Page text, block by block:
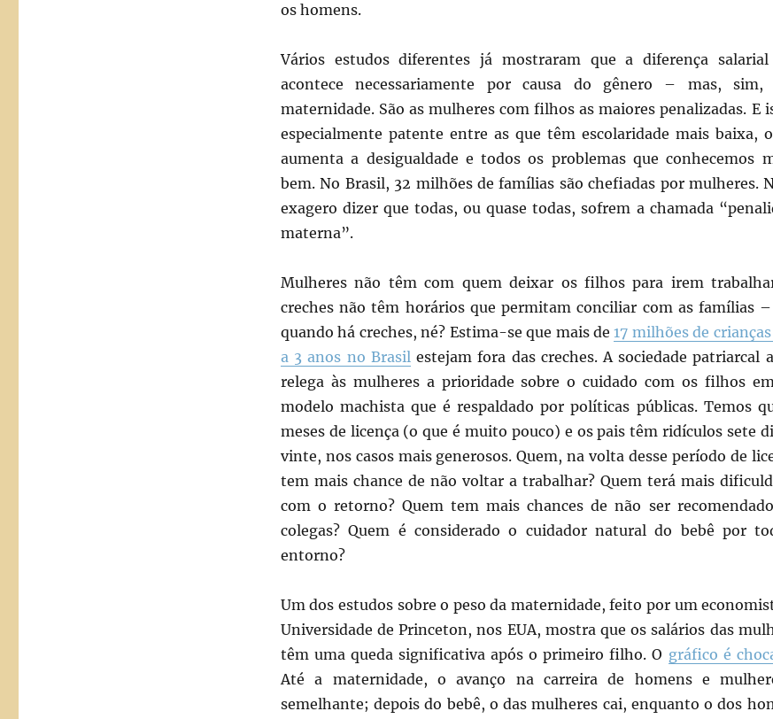
os homens.
Vários estudos diferentes já mostraram que a diferença
acontece necessariamente por causa do gênero – mas, sim,
maternidade. São as mulheres com filhos as maiores penalizadas. E
especialmente patente entre as que têm escolaridade mais baixa,
aumenta a desigualdade e todos os problemas que conhecemos
bem. No Brasil, 32 milhões de famílias são chefiadas por mulheres.
exagero dizer que todas, ou quase todas, sofrem a chamada
materna”.
Mulheres não têm com quem deixar os filhos para irem
creches não têm horários que permitam conciliar com as famílias
quando há creches, né? Estima-se que mais de17 milhões de
a 3 anos no Brasilestejam fora das creches. A sociedade patriarcal
relega às mulheres a prioridade sobre o cuidado com os filhos
modelo machista que é respaldado por políticas públicas. Temos
meses de licença (o que é muito pouco) e os pais têm ridículos sete
vinte, nos casos mais generosos. Quem, na volta desse período de
tem mais chance de não voltar a trabalhar? Quem terá mais
com o retorno? Quem tem mais chances de não ser
colegas? Quem é considerado o cuidador natural do bebê por
entorno?
Um dos estudos sobre o peso da maternidade, feito por um
Universidade de Princeton, nos EUA, mostra que os salários das
têm uma queda significativa após o primeiro filho. O gráfico é
Até a maternidade, o avanço na carreira de homens e
semelhante; depois do bebê, o das mulheres cai, enquanto o dos